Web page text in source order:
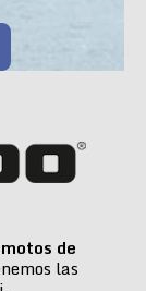
motos de
las